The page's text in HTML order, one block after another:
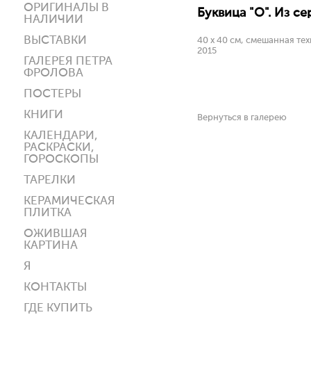
ОРИГИНАЛЫ В
НАЛИЧИИ
ВЫСТАВКИ
ГАЛЕРЕЯ ПЕТРА
ФРОЛОВА
ПОСТЕРЫ
КНИГИ
КАЛЕНДАРИ,
РАСКРАСКИ,
ГОРОСКОПЫ
ТАРЕЛКИ
КЕРАМИЧЕСКАЯ
ПЛИТКА
ОЖИВШАЯ
КАРТИНА
Я
КОНТАКТЫ
ГДЕ КУПИТЬ
Буквица "О". Из
40 х 40 см, смешанная
2015
Вернуться в галерею